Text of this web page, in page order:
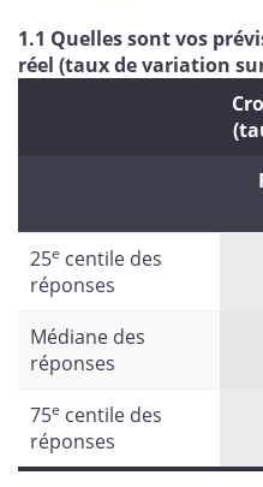
1.1 Quelles sont vos
réel (taux de variation
25e centile des
réponses
Médiane des
réponses
75e centile des
réponses